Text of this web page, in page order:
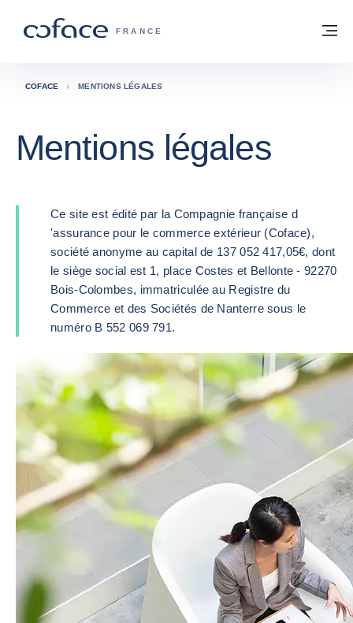
COFACE, FOR TRADE - PAGE
FRANCE
Retour à la page d'accueil
COFACE MENTIONS LÉGALES
Mentions légales
Ce site est édité par la Compagnie française d
'assurance pour le commerce extérieur (Coface),
société anonyme au capital de 137 052 417,05€, dont
le siège social est 1, place Costes et Bellonte - 92270
Bois-Colombes, immatriculée au Registre du
Commerce et des Sociétés de Nanterre sous le
numéro B 552 069 791.